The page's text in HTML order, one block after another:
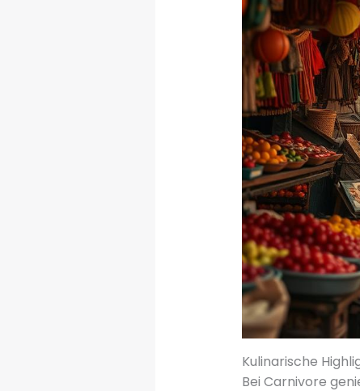
Kulinarische
Bei Carnivore